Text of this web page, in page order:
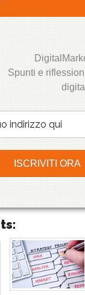
Spunti e